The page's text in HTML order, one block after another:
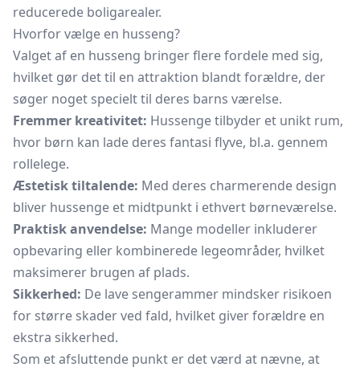
reducerede boligarealer.
Hvorfor vælge en husseng?
Valget af en husseng bringer flere fordele med sig,
hvilket gør det til en attraktion blandt forældre, der
søger noget specielt til deres barns værelse.
Fremmer kreativitet: Hussenge tilbyder et unikt rum,
hvor børn kan lade deres fantasi flyve, bl.a. gennem
rollelege.
Æstetisk tiltalende: Med deres charmerende design
bliver hussenge et midtpunkt i ethvert børneværelse.
Praktisk anvendelse: Mange modeller inkluderer
opbevaring eller kombinerede legeområder, hvilket
maksimerer brugen af plads.
Sikkerhed: De lave sengerammer mindsker risikoen
for større skader ved fald, hvilket giver forældre en
ekstra sikkerhed.
Som et afsluttende punkt er det værd at nævne, at